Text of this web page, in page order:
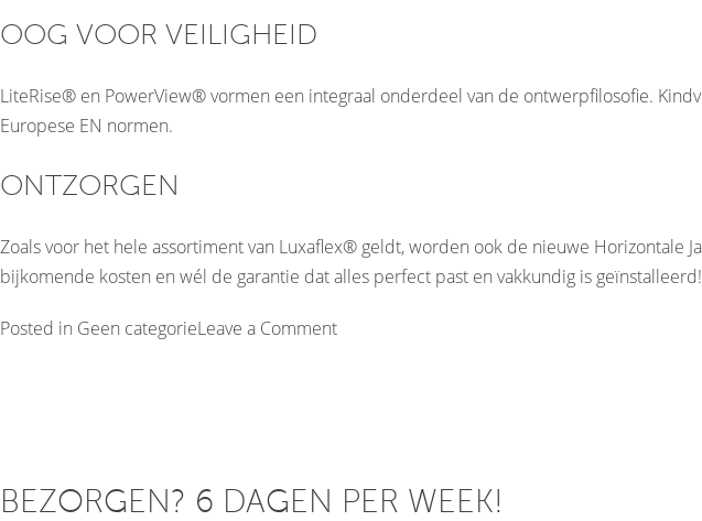
OOG VOOR VEILIGHEID
LiteRise® en PowerView® vormen een integraal onderdeel van de ontwerpfilosofie.
Europese EN normen.
ONTZORGEN
Zoals voor het hele assortiment van Luxaflex® geldt, worden ook de nieuwe Horizontale
bijkomende kosten en wél de garantie dat alles perfect past en vakkundig is geïnstalleerd!
Posted in Geen categorieLeave a Commenton
BEZORGEN? 6 DAGEN PER WEEK!